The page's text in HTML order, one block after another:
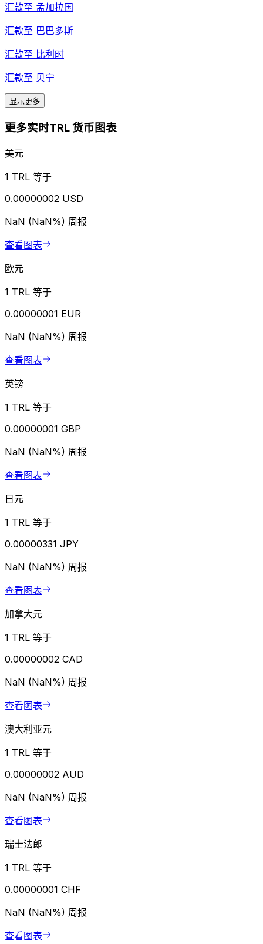
汇款至 孟加拉国
汇款至 巴巴多斯
汇款至 比利时
汇款至 贝宁
显示更多
更多实时TRL 货币图表
美元
1 TRL 等于
0.00000002 USD
NaN (NaN%) 周报
查看图表
欧元
1 TRL 等于
0.00000001 EUR
NaN (NaN%) 周报
查看图表
英镑
1 TRL 等于
0.00000001 GBP
NaN (NaN%) 周报
查看图表
日元
1 TRL 等于
0.00000331 JPY
NaN (NaN%) 周报
查看图表
加拿大元
1 TRL 等于
0.00000002 CAD
NaN (NaN%) 周报
查看图表
澳大利亚元
1 TRL 等于
0.00000002 AUD
NaN (NaN%) 周报
查看图表
瑞士法郎
1 TRL 等于
0.00000001 CHF
NaN (NaN%) 周报
查看图表